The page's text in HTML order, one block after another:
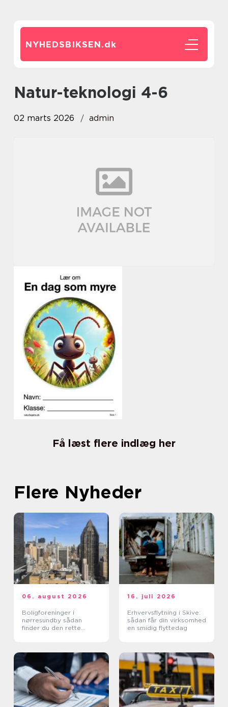
NYHEDSBIKSEN.dk
Natur-teknologi 4-6
02 marts 2026 admin
Få læst flere indlæg her
Flere Nyheder
06. august 2026
Boligforeninger i
nørresundby sådan
finder du den rette
16. juli 2026
Erhvervsflytning i Skive:
sådan får din virksomhed
en smidig flyttedag